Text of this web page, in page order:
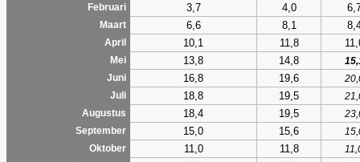
Februari 3,7 4,0
Maart 6,6 8,1
April 10,1 11,8
Mei 13,8 14,8
Juni
16,8 19,6
Juli
18,8 19,5
Augustus
18,4 19,5
September
15,0 15,6
Oktober
11,0 11,8